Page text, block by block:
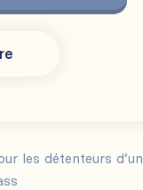
les détenteurs d’un